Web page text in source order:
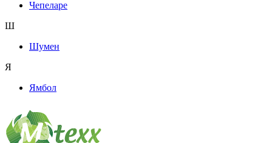
Чепеларе
Ш
Шумен
Я
Ямбол